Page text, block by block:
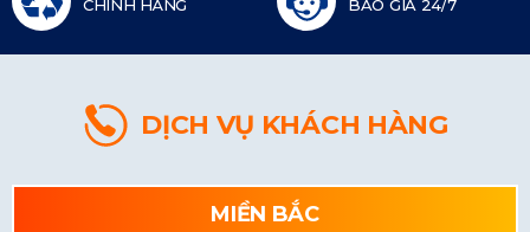
CHÍNH HÃNG BÁO GIÁ 24/7
DỊCH VỤ KHÁCH HÀNG
MIỀN BẮC